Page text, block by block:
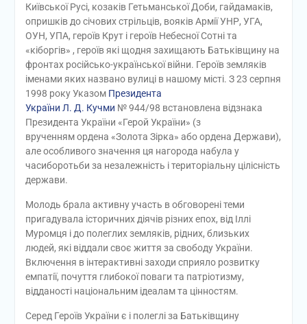
Київської Русі, козаків Гетьманської Доби, гайдамаків,
опришків до січових стрільців, вояків Армії УНР, УГА,
ОУН, УПА, героїв Крут і героїв Небесної Сотні та
«кіборгів» , героїв які щодня захищають Батьківщину на
фронтах російсько-української війни. Героїв земляків
іменами яких названо вулиці в нашому місті. З 23 серпня
1998 року Указом Президента
України Л. Д. Кучми № 944/98 встановлена відзнака
Президента України «Герой України» (з
врученням ордена «Золота Зірка» або ордена Держави),
але особливого значення ця нагорода набула у
часиборотьби за незалежність і територіальну цілісність
держави.
Молодь брала активну участь в обговорені теми
пригадувала історичних діячів різних епох, від Іллі
Муромця і до полеглих земляків, рідних, близьких
людей, які віддали своє життя за свободу України.
Включення в інтерактивні заходи сприяло розвитку
емпатії, почуття глибокої поваги та патріотизму,
відданості національним ідеалам та цінностям.
Серед Героїв України є і полеглі за Батьківщину